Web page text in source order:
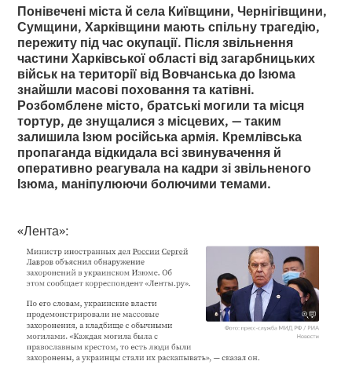
Понівечені міста й села Київщини, Чернігівщини,
Сумщини, Харківщини мають спільну трагедію,
пережиту під час окупації. Після звільнення
частини Харківської області від загарбницьких
військ на території від Вовчанська до Ізюма
знайшли масові поховання та катівні.
Розбомблене місто, братські могили та місця
тортур, де знущалися з місцевих, — таким
залишила Ізюм російська армія. Кремлівська
пропаганда відкидала всі звинувачення й
оперативно реагувала на кадри зі звільненого
Ізюма, маніпулюючи болючими темами.
«Лента»: